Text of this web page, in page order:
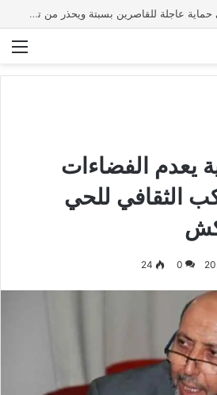
تقرير حقوقي يدعو إلى حماية عاجلة للقاصرين بسبتة ويحذر من تصاعد المخاطر والاستغلال
يعدم الفضاءات
الثقافي للحي
0
24